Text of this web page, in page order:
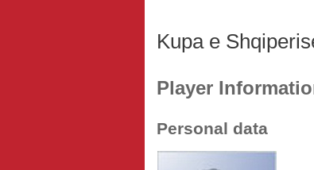
Kupa e
Player
Personal data